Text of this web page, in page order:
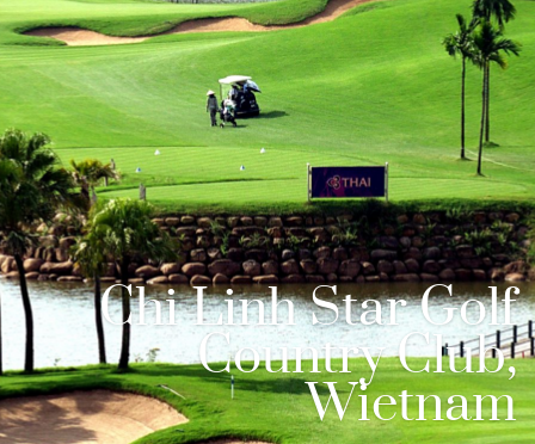
Chi Linh Star Golf
Country Club,
Wietnam